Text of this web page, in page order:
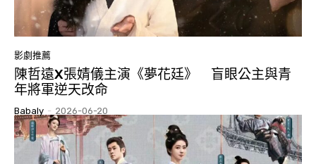
影劇推薦
陳哲遠X張婧儀主演《夢花廷》 盲眼公主與青
年將軍逆天改命
Babaly - 2026-06-20